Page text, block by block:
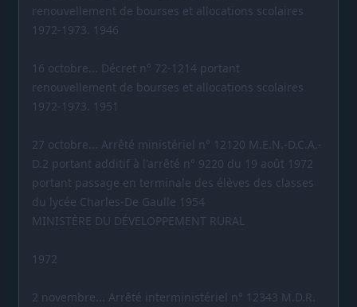
renouvellement de bourses et allocations scolaires
1972-1973. 1946
16 octobre... Décret n° 72-1214 portant
renouvellement de bourses et allocations scolaires
1972-1973. 1951
27 octobre... Arrêté ministériel n° 12120 M.E.N.-D.C.A.-
D.2 portant additif à l'arrêté n° 9220 du 19 août 1972
portant passage en terminale des élèves des classes
du lycée Charles-De Gaulle 1954
MINISTÈRE DU DÉVELOPPEMENT RURAL
1972
2 novembre... Arrêté interministériel n° 12343 M.D.R.